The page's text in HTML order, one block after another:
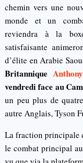
chemin vers une
monde et un
reviendra à la
satisfaisante
d’élite en Arabie
Britannique
vendredi face au
un peu plus de
autre Anglais, Tyson
La fraction principale
le combat principal